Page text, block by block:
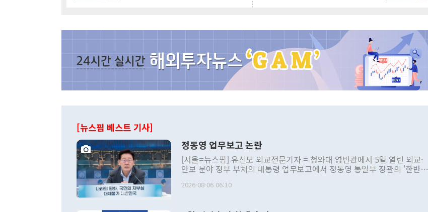
[뉴스핌 베스트 기사]
정동영 업무보고 논란
[서울=뉴스핌] 유신모 외교전문기자 = 청와대 영빈관에서 5일 열린 외교·
안보 분야 정부 부처의 대통령 업무보고에서 정동영 통일부 장관의 '한반도
발언 중에는 정부 내 조율을 거치지 않은 사안을 정책으로 추진하겠다고 공
2026-08-06 06:10